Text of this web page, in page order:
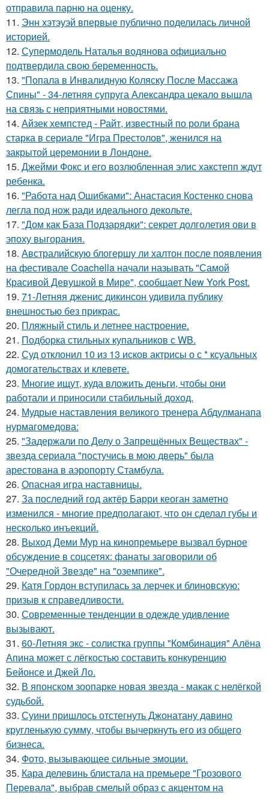
отправила парню на оценку.
11. Энн хэтэуэй впервые публично поделилась личной
историей.
12. Супермодель Наталья водянова официально
подтвердила свою беременность.
13. "Попала в Инвалидную Коляску После Массажа
Спины" - 34-летняя супруга Александра цекало вышла
на связь с неприятными новостями.
14. Айзек хемпстед - Райт, известный по роли брана
старка в сериале "Игра Престолов", женился на
закрытой церемонии в Лондоне.
15. Джейми Фокс и его возлюбленная элис хакстепп ждут
ребенка.
16. "Работа над Ошибками": Анастасия Костенко снова
легла под нож ради идеального декольте.
17. "Дом как База Подзарядки": секрет долголетия ови в
эпоху выгорания.
18. Австралийскую блогершу ли халтон после появления
на фестивале Coachella начали называть "Самой
Красивой Девушкой в Мире", сообщает New York Post.
19. 71-Летняя дженис дикинсон удивила публику
внешностью без прикрас.
20. Пляжный стиль и летнее настроение.
21. Подборка стильных купальников с WB.
22. Суд отклонил 10 из 13 исков актрисы о с * ксуальных
домогательствах и клевете.
23. Многие ищут, куда вложить деньги, чтобы они
работали и приносили стабильный доход.
24. Мудрые наставления великого тренера Абдулманапа
нурмагомедова:
25. "Задержали по Делу о Запрещённых Веществах" -
звезда сериала "постучись в мою дверь" была
арестована в аэропорту Стамбула.
26. Опасная игра наставницы.
27. За последний год актёр Барри кеоган заметно
изменился - многие предполагают, что он сделал губы и
несколько инъекций.
28. Выход Деми Мур на кинопремьере вызвал бурное
обсуждение в соцсетях: фанаты заговорили об
"Очередной Звезде" на "оземпике".
29. Катя Гордон вступилась за лерчек и блиновскую:
призыв к справедливости.
30. Современные тенденции в одежде удивление
вызывают.
31. 60-Летняя экс - солистка группы "Комбинация" Алёна
Апина может с лёгкостью составить конкуренцию
Бейонсе и Джей Ло.
32. В японском зоопарке новая звезда - макак с нелёгкой
судьбой.
33. Суини пришлось отстегнуть Джонатану давино
кругленькую сумму, чтобы вычеркнуть его из общего
бизнеса.
34. Фото, вызывающее сильные эмоции.
35. Кара делевинь блистала на премьере "Грозового
Перевала", выбрав смелый образ с акцентом на